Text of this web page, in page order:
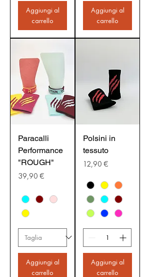
Aggiungi al
carrello
Aggiungi al
carrello
Paracalli
Performance
"ROUGH"
Prezzo
39,90 €
Aggiungi al
carrello
Polsini in
tessuto
Prezzo
12,90 €
Aggiungi al
carrello